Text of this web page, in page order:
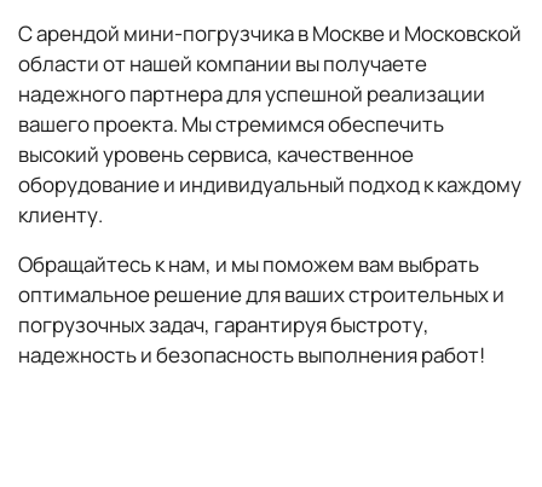
С арендой мини-погрузчика в Москве и Московской
области от нашей компании вы получаете
надежного партнера для успешной реализации
вашего проекта. Мы стремимся обеспечить
высокий уровень сервиса, качественное
оборудование и индивидуальный подход к каждому
клиенту.
Обращайтесь к нам, и мы поможем вам выбрать
оптимальное решение для ваших строительных и
погрузочных задач, гарантируя быстроту,
надежность и безопасность выполнения работ!